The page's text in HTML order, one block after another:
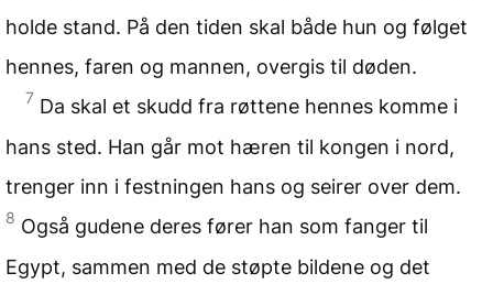
holde stand. På den tiden skal både hun og følget
hennes, faren og mannen, overgis til døden.
7 Da skal et skudd fra røttene hennes komme i
hans sted. Han går mot hæren til kongen i nord,
trenger inn i festningen hans og seirer over dem.
8 Også gudene deres fører han som fanger til
Egypt, sammen med de støpte bildene og det